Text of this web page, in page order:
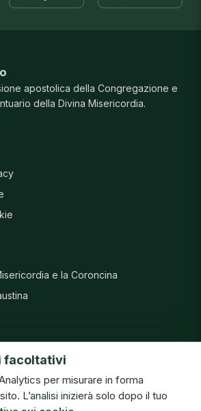
apostolica della Congregazione e
della Divina Misericordia.
e la Coroncina
facoltativi
per misurare in forma
L’analisi inizierà solo dopo il tuo